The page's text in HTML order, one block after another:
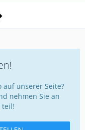
auf unserer Seite?
nehmen Sie an
teil!